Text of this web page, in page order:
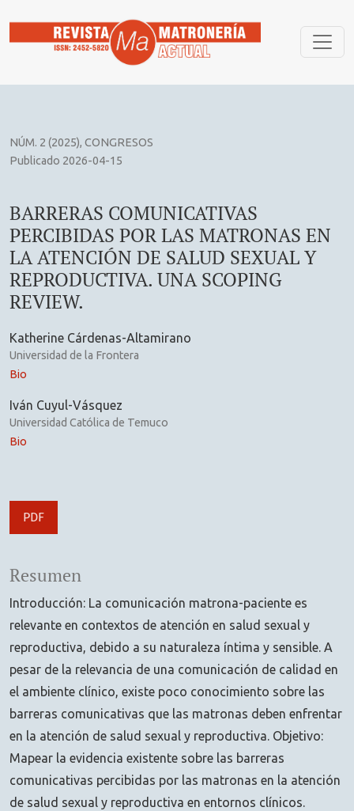
NÚM. 2 (2025), CONGRESOS
BARRERAS COMUNICATIVAS
PERCIBIDAS POR LAS MATRONAS EN
LA ATENCIÓN DE SALUD SEXUAL Y
REPRODUCTIVA. UNA SCOPING
REVIEW.
Publicado 2026-04-15
Katherine Cárdenas-Altamirano
Universidad de la Frontera
Bio
Iván Cuyul-Vásquez
Universidad Católica de Temuco
Bio
PDF
Resumen
Introducción: La comunicación matrona-paciente es
relevante en contextos de atención en salud sexual y
reproductiva, debido a su naturaleza íntima y sensible. A
pesar de la relevancia de una comunicación de calidad en
el ambiente clínico, existe poco conocimiento sobre las
barreras comunicativas que las matronas deben enfrentar
en la atención de salud sexual y reproductiva. Objetivo:
Mapear la evidencia existente sobre las barreras
comunicativas percibidas por las matronas en la atención
de salud sexual y reproductiva en entornos clínicos.